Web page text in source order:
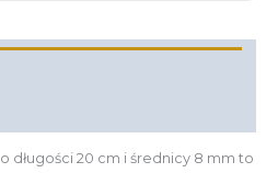
o długości 20 cm i średnicy 8 mm to